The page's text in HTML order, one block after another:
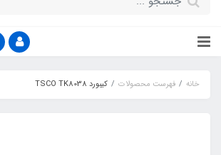
خانه فهرست محصولات کیبورد TSCO TK8038